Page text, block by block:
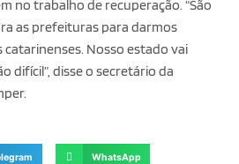
no trabalho de recuperação. “São
as prefeituras para darmos
Nosso estado vai
difícil”, disse o secretário da
WhatsApp